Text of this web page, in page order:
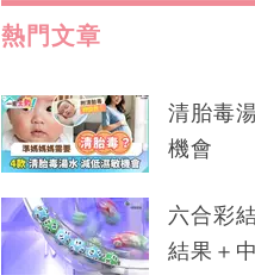
熱門文章
清胎毒
機會
六合彩
結果＋